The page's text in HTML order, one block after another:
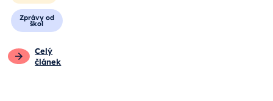
Zprávy od
škol
Celý
článek